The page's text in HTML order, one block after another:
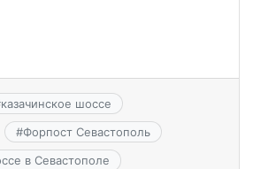
казачинское шоссе
#Форпост Севастополь
в Севастополе